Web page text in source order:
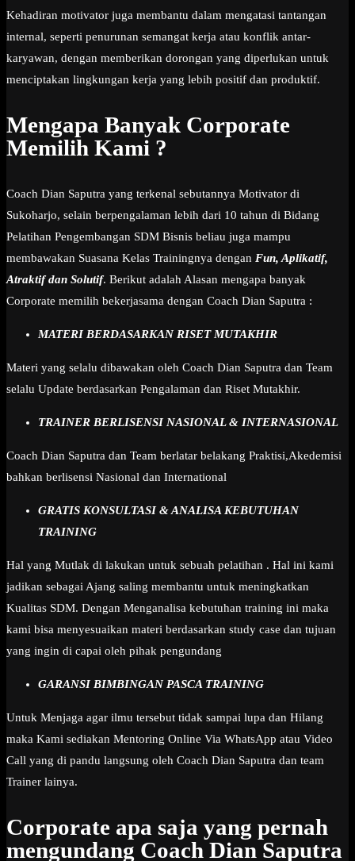
Kehadiran motivator juga membantu dalam mengatasi tantangan
internal, seperti penurunan semangat kerja atau konflik antar-
karyawan, dengan memberikan dorongan yang diperlukan untuk
menciptakan lingkungan kerja yang lebih positif dan produktif.
Mengapa Banyak Corporate
Memilih Kami ?
Coach Dian Saputra yang terkenal sebutannya Motivator di
Sukoharjo, selain berpengalaman lebih dari 10 tahun di Bidang
Pelatihan Pengembangan SDM Bisnis beliau juga mampu
membawakan Suasana Kelas Trainingnya dengan Fun, Aplikatif,
Atraktif dan Solutif. Berikut adalah Alasan mengapa banyak
Corporate memilih bekerjasama dengan Coach Dian Saputra :
MATERI BERDASARKAN RISET MUTAKHIR
Materi yang selalu dibawakan oleh Coach Dian Saputra dan Team
selalu Update berdasarkan Pengalaman dan Riset Mutakhir.
TRAINER BERLISENSI NASIONAL & INTERNASIONAL
Coach Dian Saputra dan Team berlatar belakang Praktisi,Akedemisi
bahkan berlisensi Nasional dan International
GRATIS KONSULTASI & ANALISA KEBUTUHAN
TRAINING
Hal yang Mutlak di lakukan untuk sebuah pelatihan . Hal ini kami
jadikan sebagai Ajang saling membantu untuk meningkatkan
Kualitas SDM. Dengan Menganalisa kebutuhan training ini maka
kami bisa menyesuaikan materi berdasarkan study case dan tujuan
yang ingin di capai oleh pihak pengundang
GARANSI BIMBINGAN PASCA TRAINING
Untuk Menjaga agar ilmu tersebut tidak sampai lupa dan Hilang
maka Kami sediakan Mentoring Online Via WhatsApp atau Video
Call yang di pandu langsung oleh Coach Dian Saputra dan team
Trainer lainya.
Corporate apa saja yang pernah
mengundang Coach Dian Saputra